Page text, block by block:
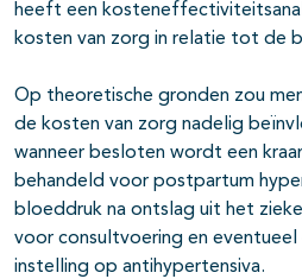
heeft een
kosten van zorg in relatie tot de
Op theoretische gronden zou
de kosten van zorg nadelig
wanneer besloten wordt een
behandeld voor postpartum
bloeddruk na ontslag uit het
voor consultvoering en eventueel
instelling op antihypertensiva.